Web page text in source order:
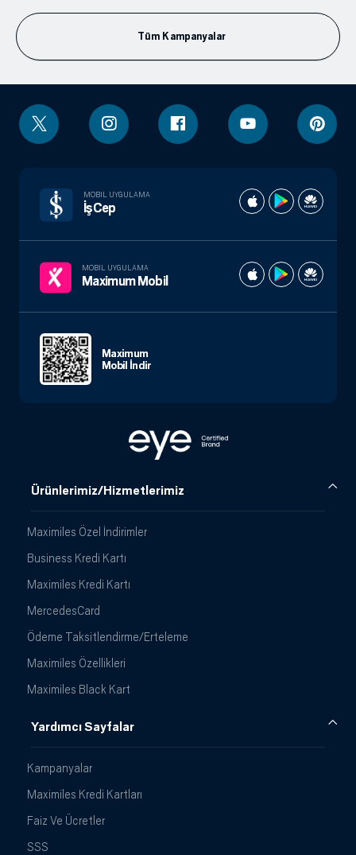
Tüm Kampanyalar
Ürünlerimiz/Hizmetlerimiz
Maximiles Özel İndirimler
Business Kredi Kartı
Maximiles Kredi Kartı
MercedesCard
Ödeme Taksitlendirme/Erteleme
Maximiles Özellikleri
Maximiles Black Kart
Yardımcı Sayfalar
Kampanyalar
Maximiles Kredi Kartları
Faiz Ve Ücretler
SSS
MOBIL UYGULAMA
İşCep
MOBIL UYGULAMA
Maximum Mobil
Maximum
Mobil İndir